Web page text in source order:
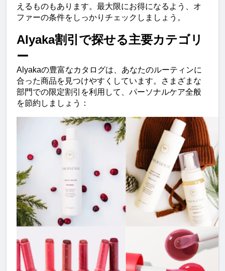
えるものもあります。最大限にお得になるよう、オ
ファーの条件をしっかりチェックしましょう。
Alyaka割引で探せる主要カテゴリ
ー
Alyakaの豊富なカタログは、あなたのルーティンに
合った商品を見つけやすくしています。さまざまな
部門での限定割引を利用して、パーソナルケア全般
を節約しましょう：